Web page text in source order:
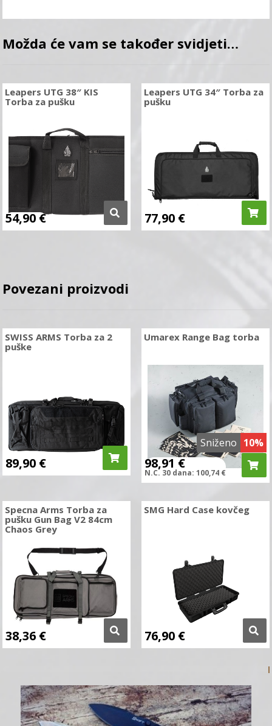
Možda će vam se također svidjeti…
Leapers UTG 38″ KIS
Torba za pušku
54,90 €
Leapers UTG 34″ Torba za
pušku
77,90 €
Povezani proizvodi
SWISS ARMS Torba za 2
puške
89,90 €
Sniženo 10%
Umarex Range Bag torba
98,91 €
N.C. 30 dana: 100,74 €
Specna Arms Torba za
pušku Gun Bag V2 84cm
Chaos Grey
38,36 €
SMG Hard Case kovčeg
76,90 €